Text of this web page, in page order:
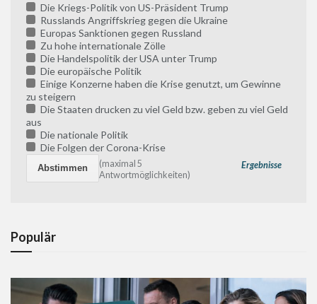
Die Kriegs-Politik von US-Präsident Trump
Russlands Angriffskrieg gegen die Ukraine
Europas Sanktionen gegen Russland
Zu hohe internationale Zölle
Die Handelspolitik der USA unter Trump
Die europäische Politik
Einige Konzerne haben die Krise genutzt, um Gewinne
zu steigern
Die Staaten drucken zu viel Geld bzw. geben zu viel Geld
aus
Die nationale Politik
Die Folgen der Corona-Krise
Ergebnisse
(maximal 5
Antwortmöglichkeiten)
Populär